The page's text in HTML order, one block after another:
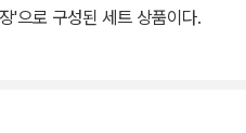
'으로 구성된 세트 상품이다.